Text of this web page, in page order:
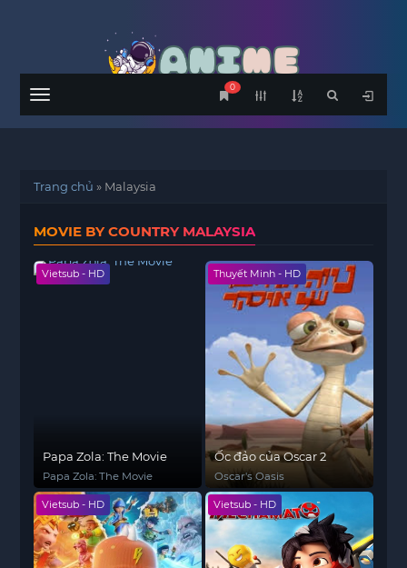
Menu
0
Trang chủ » Malaysia
MOVIE BY COUNTRY MALAYSIA
Vietsub - HD
Papa Zola: The Movie
Papa Zola: The Movie
Thuyết Minh - HD
Ốc đảo của Oscar 2
Oscar's Oasis
Vietsub - HD Vietsub - HD